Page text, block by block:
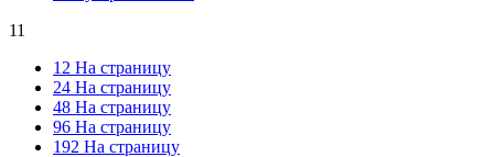
11
12 На страницу
24 На страницу
48 На страницу
96 На страницу
192 На страницу